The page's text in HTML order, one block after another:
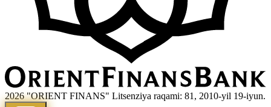
2026 "ORIENT FINANS" Litsenziya raqami: 81, 2010-yil 19-iyun.